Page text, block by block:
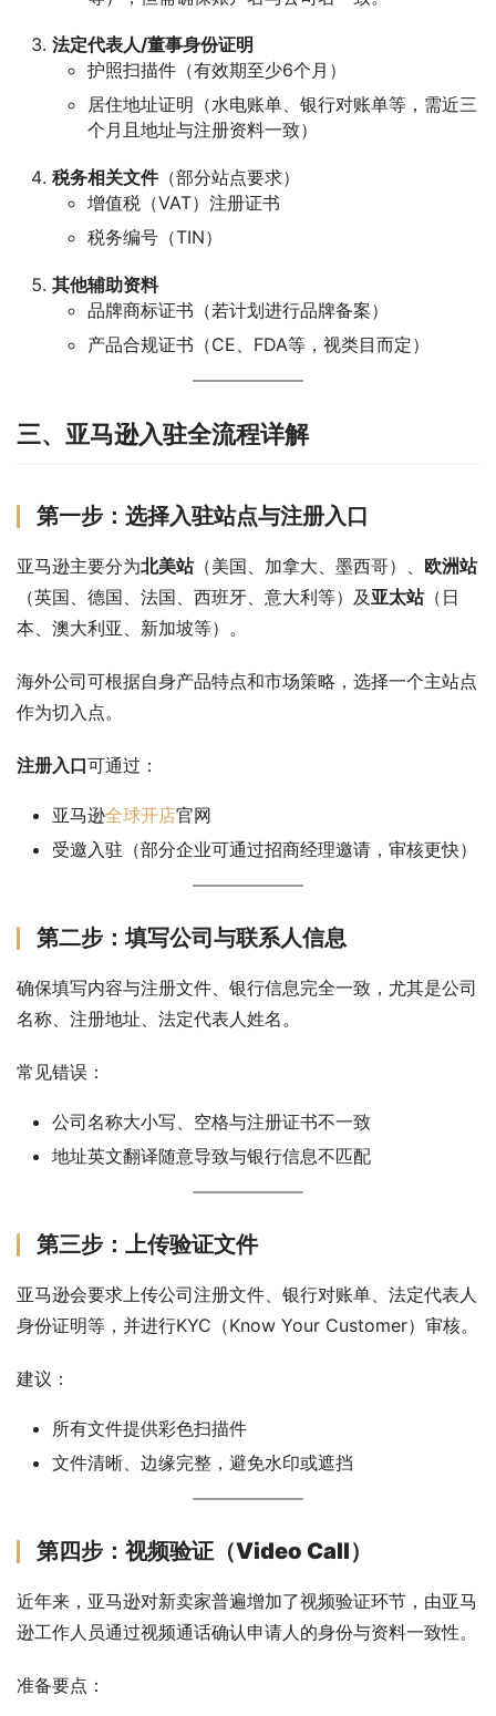
法定代表人/董事身份证明
护照扫描件（有效期至少6个月）
居住地址证明（水电账单、银行对账单等，需近三
个月且地址与注册资料一致）
税务相关文件（部分站点要求）
增值税（VAT）注册证书
税务编号（TIN）
其他辅助资料
品牌商标证书（若计划进行品牌备案）
产品合规证书（CE、FDA等，视类目而定）
三、亚马逊入驻全流程详解
第一步：选择入驻站点与注册入口
亚马逊主要分为北美站（美国、加拿大、墨西哥）、 欧洲站
（英国、德国、法国、西班牙、意大利等）及 亚太站（日
本、澳大利亚、新加坡等）。
海外公司可根据自身产品特点和市场策略，选择一个主站点
作为切入点。
注册入口可通过：
亚马逊全球开店官网
受邀入驻（部分企业可通过招商经理邀请，审核更快）
第二步：填写公司与联系人信息
确保填写内容与注册文件、银行信息完全一致，尤其是公司
名称、注册地址、法定代表人姓名。
常见错误：
公司名称大小写、空格与注册证书不一致
地址英文翻译随意导致与银行信息不匹配
第三步：上传验证文件
亚马逊会要求上传公司注册文件、银行对账单、法定代表人
身份证明等，并进行KYC（Know Your Customer）审核。
建议：
所有文件提供彩色扫描件
文件清晰、边缘完整，避免水印或遮挡
第四步：视频验证（Video Call）
近年来，亚马逊对新卖家普遍增加了视频验证环节，由亚马
逊工作人员通过视频通话确认申请人的身份与资料一致性。
准备要点：